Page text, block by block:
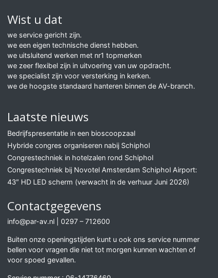
Wist u dat
we service gericht zijn.
we een eigen technische dienst hebben.
we uitsluitend werken met nr1 topmerken
we zeer flexibel zijn in uitvoering van uw opdracht.
we specialist zijn voor versterking in kerken.
we de hoogste standaard hanteren binnen de AV-branch.
Laatste nieuws
Bedrijfspresentatie in een bioscoopzaal
Hybride congres organiseren nabij Schiphol
Congrestechniek in hotelzalen rond Schiphol
Congrestechniek bij Novotel Amsterdam Schiphol Airport:
43″ HD LED scherm (verwacht in de verhuur Juni 2026)
Contactgegevens
info@par-av.nl 0297 – 712600
Buiten onze openingstijden kunt u ook ons service nummer
bellen voor vragen die niet tot morgen kunnen wachten of
voor spoed gevallen.